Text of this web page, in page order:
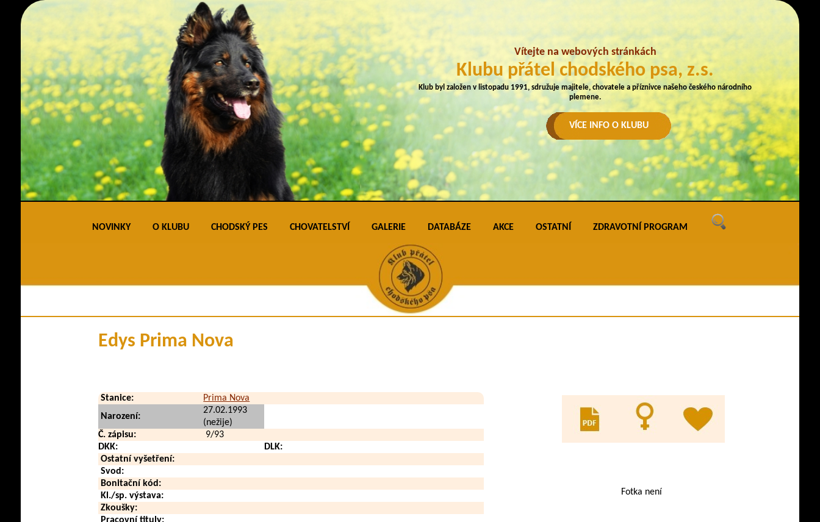
Vítejte na webových stránkách
Klubu přátel chodského psa, z.s.
Klub byl založen v listopadu 1991, sdružuje majitele, chovatele a příznivce našeho českého národního
plemene.
VÍCE INFO O KLUBU
NOVINKY O KLUBU
Kontakty
Klubové zpravodaje
CHODSKÝ PES
Využití
Zahraniční kluby
CHOVATELSTVÍ
Přehled vrhů
Vystavené KL
Výpočet příbuznosti
Chovatelské stanice
Zápisní řád
Bonitační řád
GALERIE
Podmínky pro vkládání do galerie úspěšných
Galerie úspěšných - Krása a výkon
Galerie úspěšných - Krása
Galerie úspěšných - Výkon
DATABÁZE AKCE
Chodský pes ve výkonu
OSTATNÍ
Evidence KL
ZDRAVOTNÍ PROGRAM
Edys Prima Nova
Stanice: Prima Nova
Fotka není
Narození:
27.02.1993
(nežije)
Č. zápisu:
9/93
DKK:
DLK:
Ostatní vyšetření:
Svod:
Bonitační kód:
Kl./sp. výstava:
Zkoušky:
Pracovní tituly: